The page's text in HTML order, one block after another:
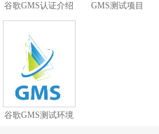
谷歌GMS认证介绍 GMS测试项目
谷歌GMS测试环境